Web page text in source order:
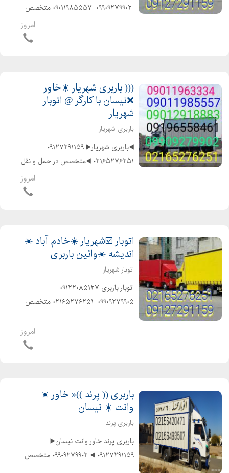
️ ۰۹۹۰۹۲۷۹۹۰۲ ️ ۰۹۰۱۱۹۸۵۵۵۷ ️متخصص
در حمل و نقل اثاثیه منزل وجهیزیه وامروز
((( باربری شهریار ☀️خاور
❌نیسان با کارگر @ اتوبار
شهریار
باربری شهریار
◀️باربری شهریار▶️ ️۰۹۱۲۷۲۹۱۱۵۹
۰۲۱۶۵۲۷۶۲۵۱ ◀️متخصص در حمل و نقل
اثاثیه منزل وجهیزیه و مبلمان و شرکتهاامروز
اتوبار ☑️شهریار ☀️خادم آباد ☀️
اندیشه ☀️وائین باربری
اتوبار شهریار
۰۹۹۰۹۲۷۹۹۰۵ ️ ۰۲۱۶۵۲۷۶۲۵۱ ️متخصص
مبلمان و شرکتها و غیره ️باکادر مجرب وامروز
باربری (( پرند ))« خاور ☀️
وانت ☀️ نیسان
باربری پرند
️باربری پرند خاور وانت نیسان▶️
۰۹۱۲۷۲۹۱۱۵۹ ◀️ ۰۹۹۰۹۲۷۹۹۰۲ ️متخصص